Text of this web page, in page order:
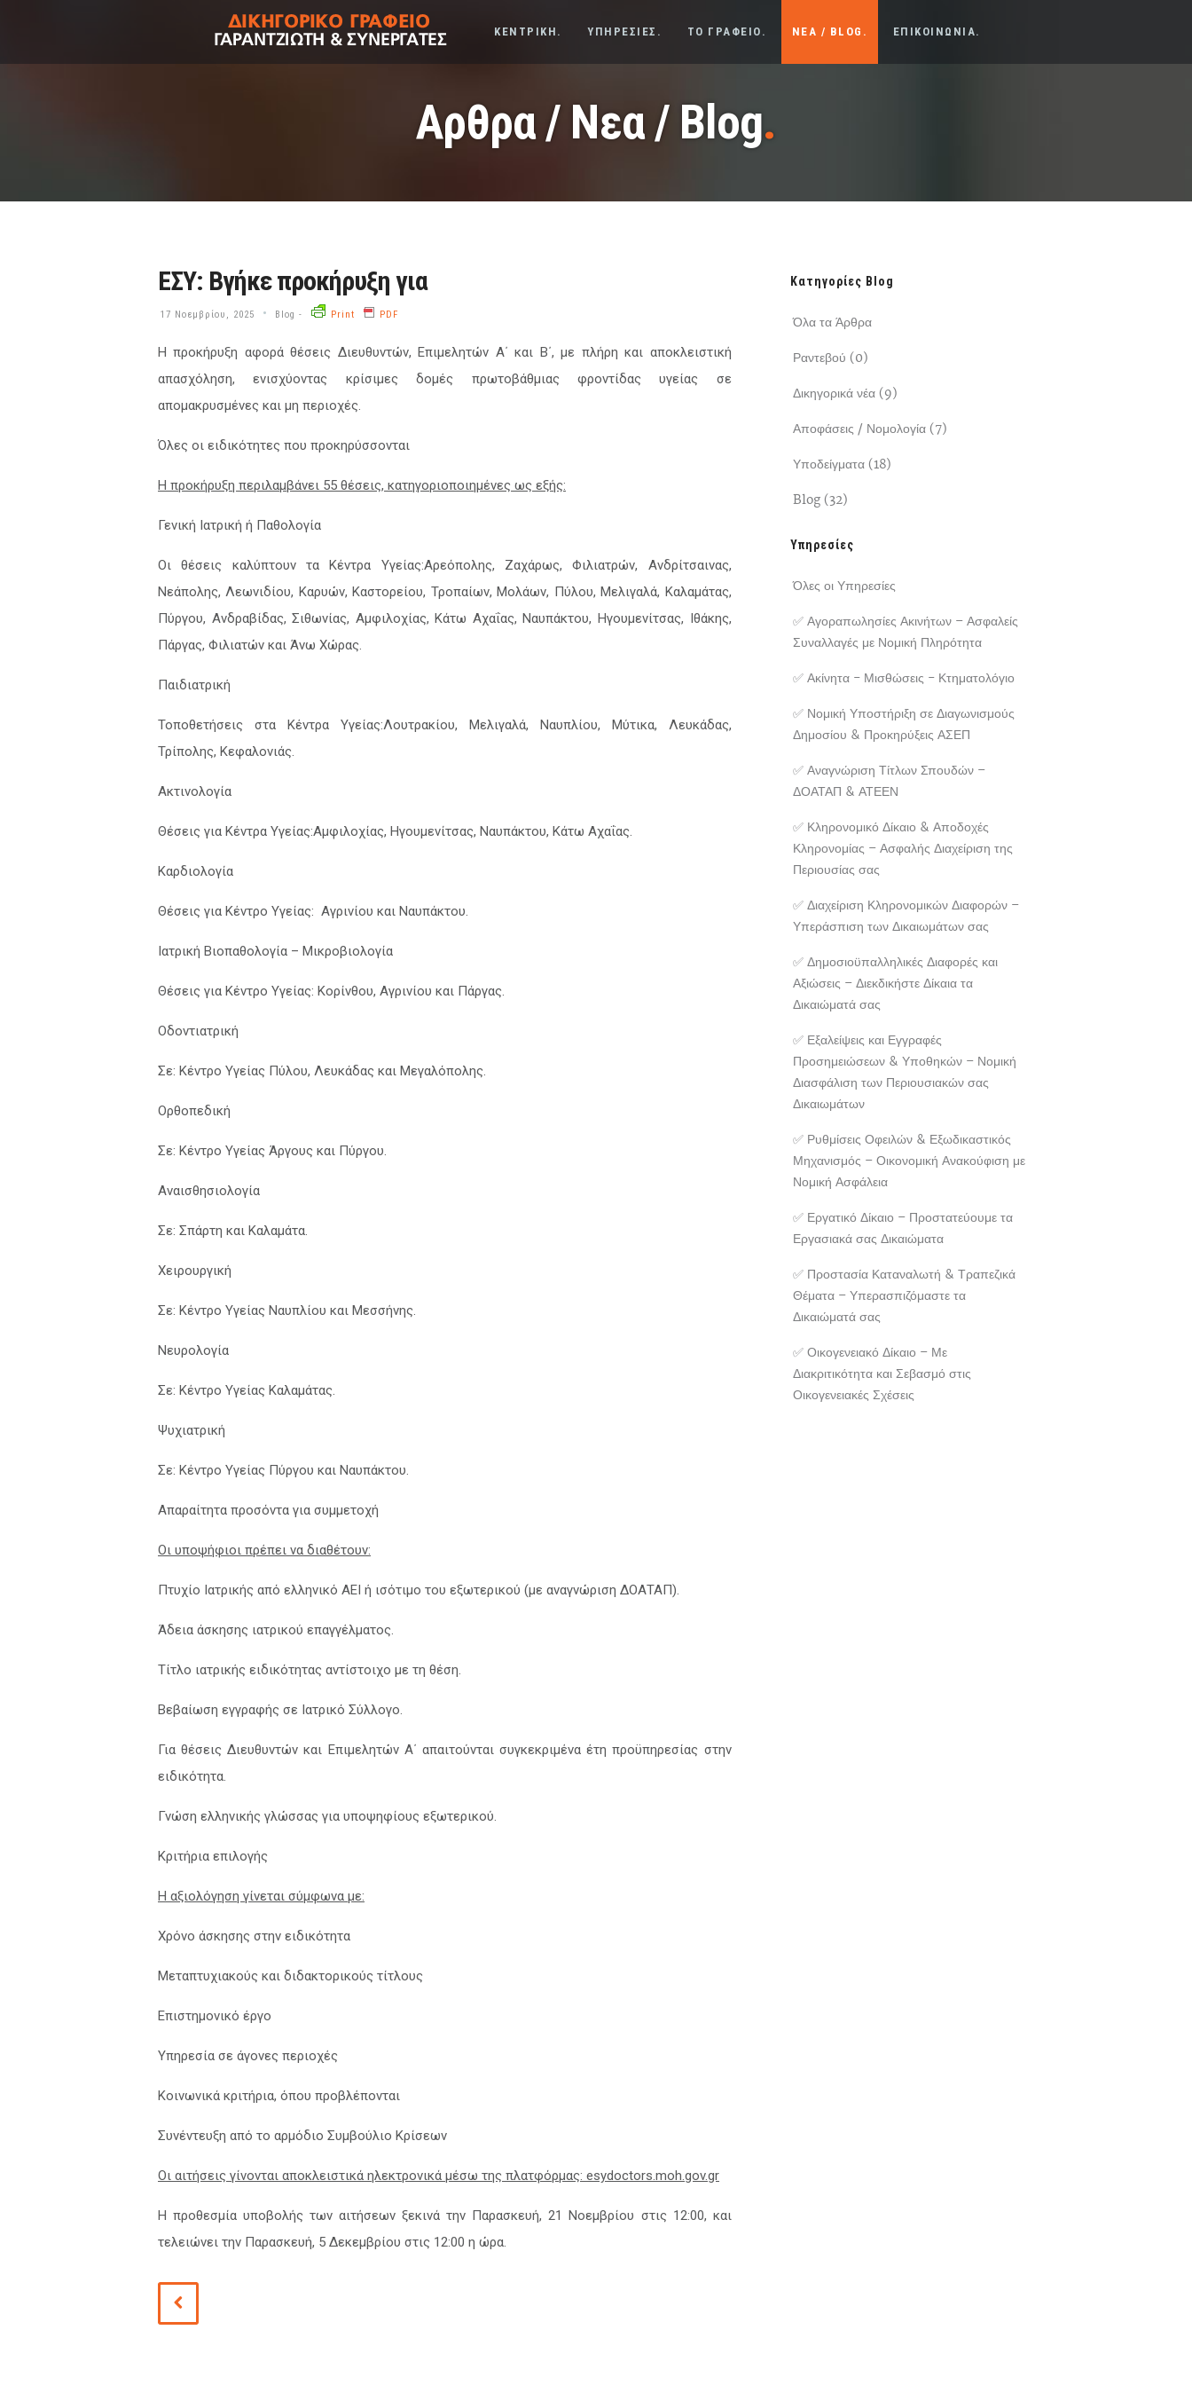
ΚΕΝΤΡΙΚΗ. ΥΠΗΡΕΣΙΕΣ. ΤΟ ΓΡΑΦΕΙΟ. ΝΕΑ / BLOG. ΕΠΙΚΟΙΝΩΝΙΑ.
Αρθρα / Νεα / Blog.
ΕΣΥ: Βγήκε προκήρυξη για
17 Νοεμβρίου, 2025 • Blog - Print PDF
Η προκήρυξη αφορά θέσεις Διευθυντών, Επιμελητών Α΄ και Β΄, με πλήρη και αποκλειστική
απασχόληση, ενισχύοντας κρίσιμες δομές πρωτοβάθμιας φροντίδας υγείας σε
απομακρυσμένες και μη περιοχές.
Όλες οι ειδικότητες που προκηρύσσονται
Η προκήρυξη περιλαμβάνει 55 θέσεις, κατηγοριοποιημένες ως εξής:
Γενική Ιατρική ή Παθολογία
Οι θέσεις καλύπτουν τα Κέντρα Υγείας:Αρεόπολης, Ζαχάρως, Φιλιατρών, Ανδρίτσαινας,
Νεάπολης, Λεωνιδίου, Καρυών, Καστορείου, Τροπαίων, Μολάων, Πύλου, Μελιγαλά, Καλαμάτας,
Πύργου, Ανδραβίδας, Σιθωνίας, Αμφιλοχίας, Κάτω Αχαΐας, Ναυπάκτου, Ηγουμενίτσας, Ιθάκης,
Πάργας, Φιλιατών και Άνω Χώρας.
Παιδιατρική
Τοποθετήσεις στα Κέντρα Υγείας:Λουτρακίου, Μελιγαλά, Ναυπλίου, Μύτικα, Λευκάδας,
Τρίπολης, Κεφαλονιάς.
Ακτινολογία
Θέσεις για Κέντρα Υγείας:Αμφιλοχίας, Ηγουμενίτσας, Ναυπάκτου, Κάτω Αχαΐας.
Καρδιολογία
Θέσεις για Κέντρο Υγείας: Αγρινίου και Ναυπάκτου.
Ιατρική Βιοπαθολογία – Μικροβιολογία
Θέσεις για Κέντρο Υγείας: Κορίνθου, Αγρινίου και Πάργας.
Οδοντιατρική
Σε: Κέντρο Υγείας Πύλου, Λευκάδας και Μεγαλόπολης.
Ορθοπεδική
Σε: Κέντρο Υγείας Άργους και Πύργου.
Αναισθησιολογία
Σε: Σπάρτη και Καλαμάτα.
Χειρουργική
Σε: Κέντρο Υγείας Ναυπλίου και Μεσσήνης.
Νευρολογία
Σε: Κέντρο Υγείας Καλαμάτας.
Ψυχιατρική
Σε: Κέντρο Υγείας Πύργου και Ναυπάκτου.
Απαραίτητα προσόντα για συμμετοχή
Οι υποψήφιοι πρέπει να διαθέτουν:
Πτυχίο Ιατρικής από ελληνικό ΑΕΙ ή ισότιμο του εξωτερικού (με αναγνώριση ΔΟΑΤΑΠ).
Άδεια άσκησης ιατρικού επαγγέλματος.
Τίτλο ιατρικής ειδικότητας αντίστοιχο με τη θέση.
Βεβαίωση εγγραφής σε Ιατρικό Σύλλογο.
Για θέσεις Διευθυντών και Επιμελητών Α΄ απαιτούνται συγκεκριμένα έτη προϋπηρεσίας στην
ειδικότητα.
Γνώση ελληνικής γλώσσας για υποψηφίους εξωτερικού.
Κριτήρια επιλογής
Η αξιολόγηση γίνεται σύμφωνα με:
Χρόνο άσκησης στην ειδικότητα
Μεταπτυχιακούς και διδακτορικούς τίτλους
Επιστημονικό έργο
Υπηρεσία σε άγονες περιοχές
Κοινωνικά κριτήρια, όπου προβλέπονται
Συνέντευξη από το αρμόδιο Συμβούλιο Κρίσεων
Οι αιτήσεις γίνονται αποκλειστικά ηλεκτρονικά μέσω της πλατφόρμας: esydoctors.moh.gov.gr
Η προθεσμία υποβολής των αιτήσεων ξεκινά την Παρασκευή, 21 Νοεμβρίου στις 12:00, και
τελειώνει την Παρασκευή, 5 Δεκεμβρίου στις 12:00 η ώρα.
Κατηγορίες Blog
Όλα τα Άρθρα
Ραντεβού (0)
Δικηγορικά νέα (9)
Αποφάσεις / Νομολογία (7)
Υποδείγματα (18)
Blog (32)
Υπηρεσίες
Όλες οι Υπηρεσίες
✅ Αγοραπωλησίες Ακινήτων – Ασφαλείς
Συναλλαγές με Νομική Πληρότητα
✅ Ακίνητα - Μισθώσεις - Κτηματολόγιο
✅ Νομική Υποστήριξη σε Διαγωνισμούς
Δημοσίου & Προκηρύξεις ΑΣΕΠ
✅ Αναγνώριση Τίτλων Σπουδών –
ΔΟΑΤΑΠ & ΑΤΕΕΝ
✅ Κληρονομικό Δίκαιο & Αποδοχές
Κληρονομίας – Ασφαλής Διαχείριση της
Περιουσίας σας
✅ Διαχείριση Κληρονομικών Διαφορών –
Υπεράσπιση των Δικαιωμάτων σας
✅ Δημοσιοϋπαλληλικές Διαφορές και
Αξιώσεις – Διεκδικήστε Δίκαια τα
Δικαιώματά σας
✅ Εξαλείψεις και Εγγραφές
Προσημειώσεων & Υποθηκών – Νομική
Διασφάλιση των Περιουσιακών σας
Δικαιωμάτων
✅ Ρυθμίσεις Οφειλών & Εξωδικαστικός
Μηχανισμός – Οικονομική Ανακούφιση με
Νομική Ασφάλεια
✅ Εργατικό Δίκαιο – Προστατεύουμε τα
Εργασιακά σας Δικαιώματα
✅ Προστασία Καταναλωτή & Τραπεζικά
Θέματα – Υπερασπιζόμαστε τα
Δικαιώματά σας
✅ Οικογενειακό Δίκαιο – Με
Διακριτικότητα και Σεβασμό στις
Οικογενειακές Σχέσεις